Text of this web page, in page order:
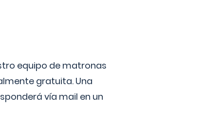
equipo de matronas
gratuita. Una
vía mail en un